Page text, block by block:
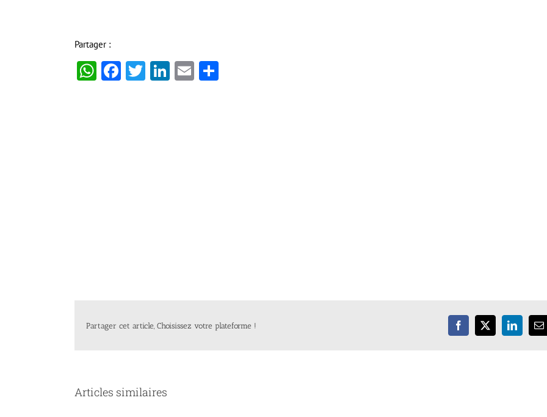
Partager :
WhatsApp
Facebook
Twitter
LinkedIn
Email
Partager cet article, Choisissez votre plateforme ! Facebook
X LinkedIn
Articles similaires